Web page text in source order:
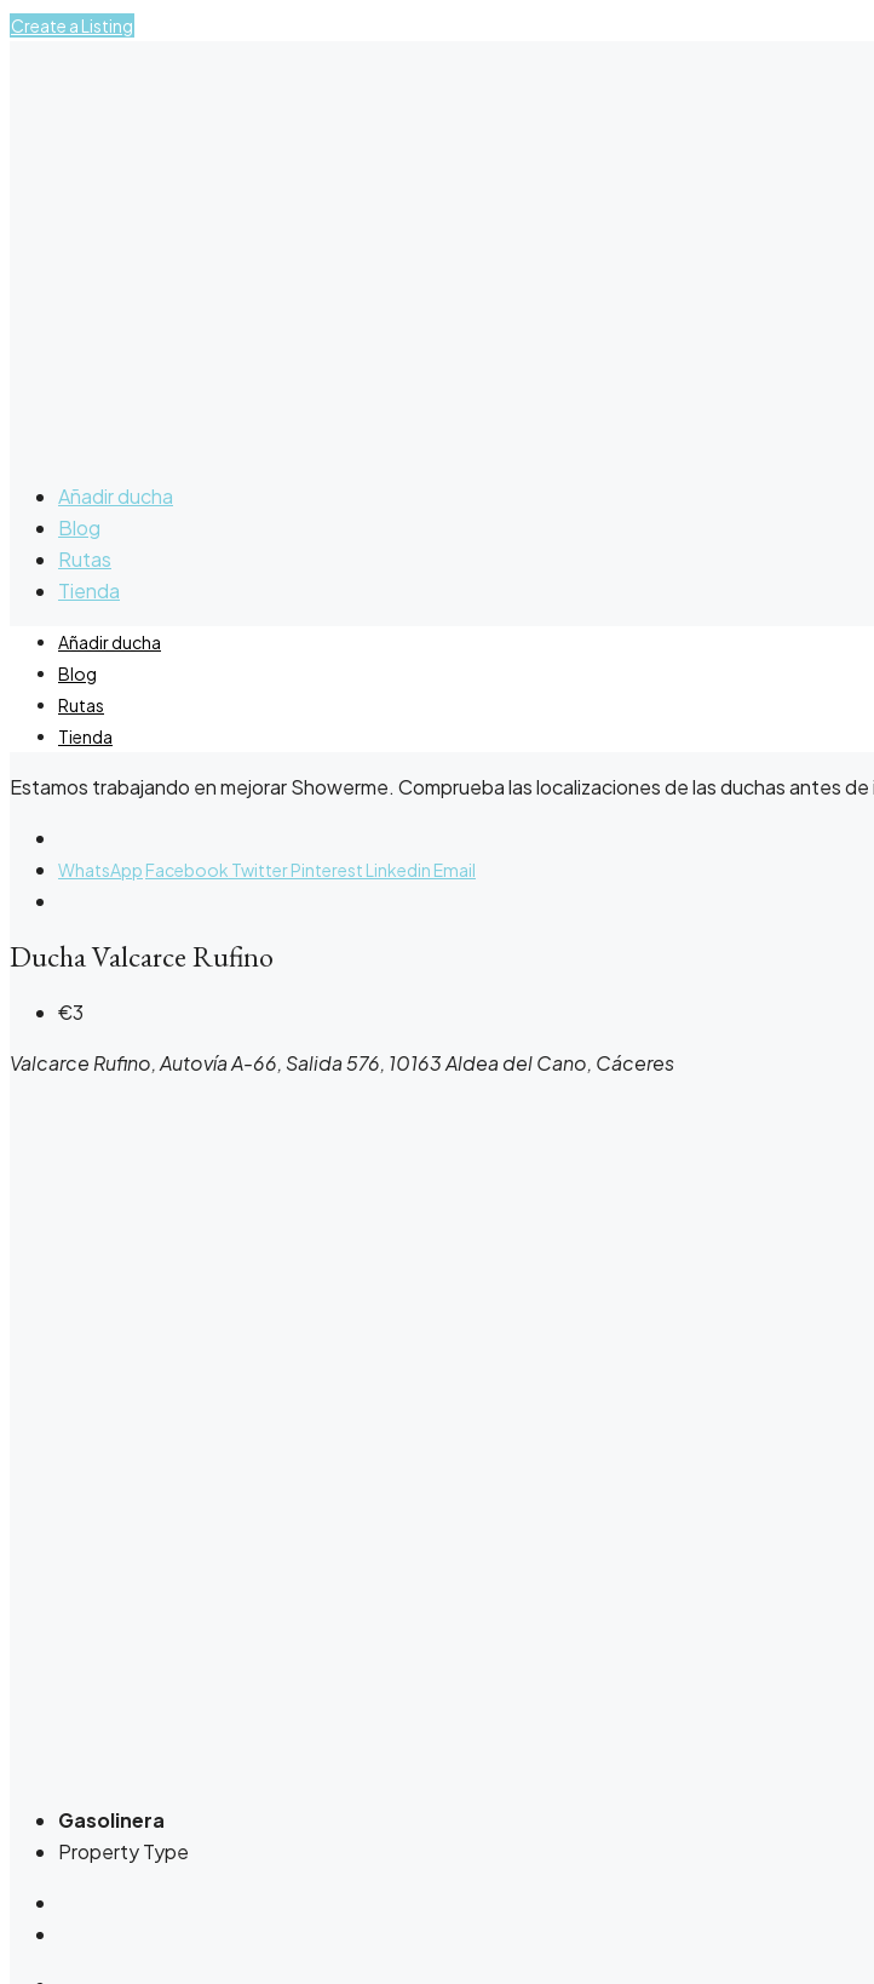
Create a Listing
Añadir ducha
Blog
Rutas
Tienda
Añadir ducha
Blog
Rutas
Tienda
Estamos trabajando en mejorar Showerme. Comprueba las localizaciones de las duchas antes
WhatsApp Facebook TwitterPinterest Linkedin Email
Ducha Valcarce Rufino
€3
Valcarce Rufino, Autovía A-66, Salida 576, 10163 Aldea del Cano, Cáceres
Gasolinera
Property Type